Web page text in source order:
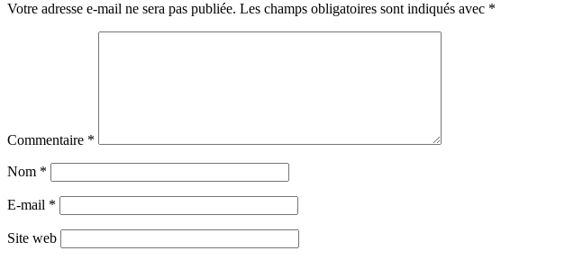
l’article
Votre adresse e-mail ne sera pas publiée. Les champs obligatoires sont indiqués avec *
Commentaire *
Nom *
E-mail *
Site web